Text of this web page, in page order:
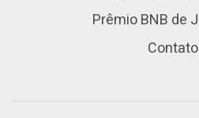
Prêmio BNB de